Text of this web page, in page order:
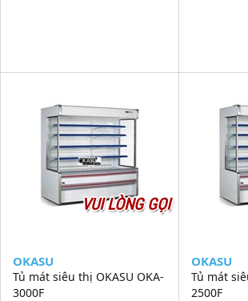
VUI LÒNG GỌI
OKASU
Tủ mát siêu thị OKASU OKA-
3000F
OKASU
Tủ mát
2500F